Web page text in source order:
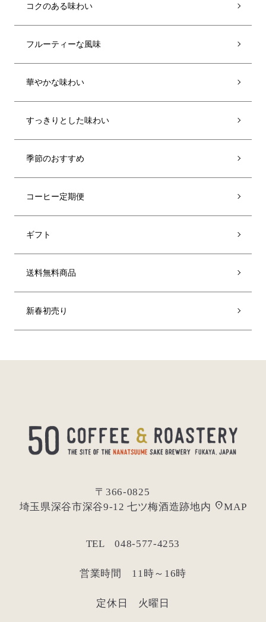
コクのある味わい
フルーティーな風味
華やかな味わい
すっきりとした味わい
季節のおすすめ
コーヒー定期便
ギフト
送料無料商品
新春初売り
〒366-0825
埼玉県深谷市深谷9-12 七ツ梅酒造跡地内 location_onMAP
TEL 048-577-4253
営業時間 11時～16時
定休日 火曜日